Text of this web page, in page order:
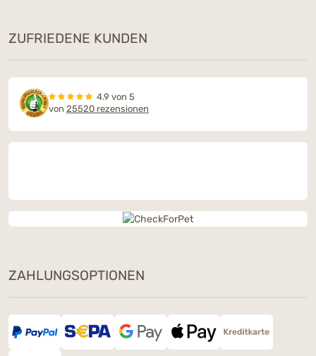
ZUFRIEDENE KUNDEN
4.9 von 5
von 25520 rezensionen
ZAHLUNGSOPTIONEN